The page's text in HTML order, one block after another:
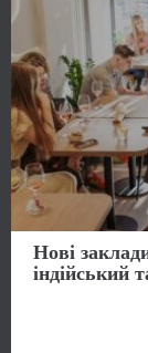
Нові
індійський